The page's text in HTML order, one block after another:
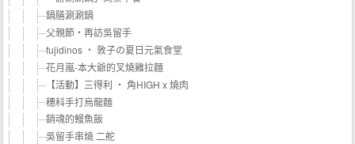
鍋膳涮涮鍋
父親節‧再訪吳留手
fujidinos ‧ 敦子の夏日元氣食堂
花月嵐-本大爺的叉燒雞拉麵
【活動】三得利 ‧ 角HIGH x 燒肉
穗科手打烏龍麵
銷魂的鰻魚飯
吳留手串燒 二舵